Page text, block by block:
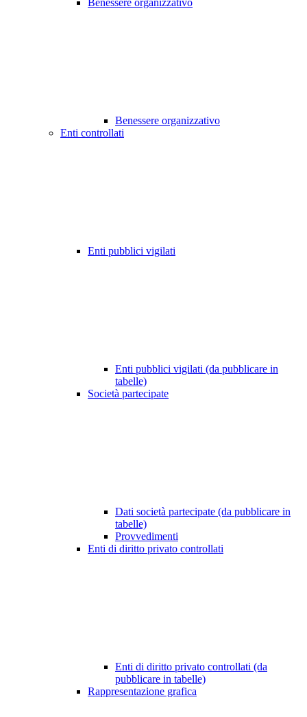
Benessere organizzativo
Benessere organizzativo
Enti controllati
Enti pubblici vigilati
Enti pubblici vigilati (da pubblicare in
tabelle)
Società partecipate
Dati società partecipate (da pubblicare in
tabelle)
Provvedimenti
Enti di diritto privato controllati
Enti di diritto privato controllati (da
pubblicare in tabelle)
Rappresentazione grafica